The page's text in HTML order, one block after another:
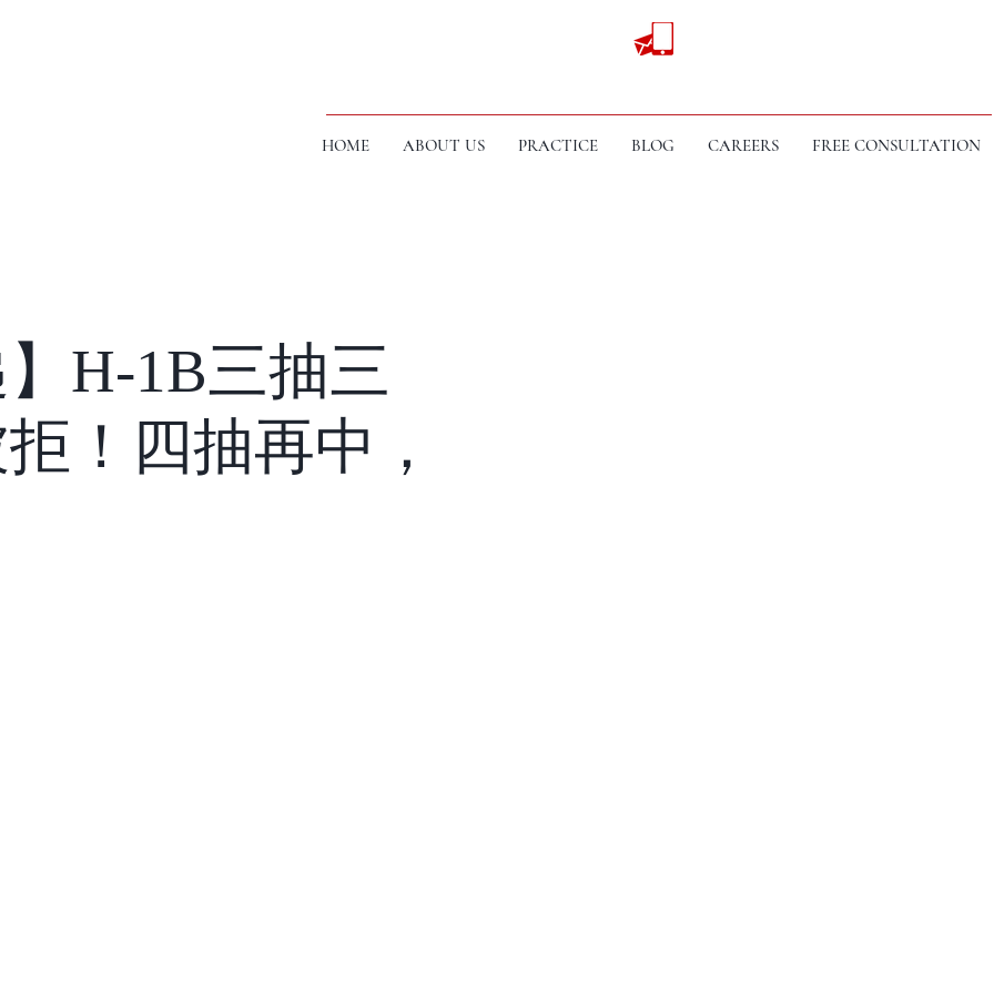
HOME ABOUT US PRACTICE BLOG CAREERS FREE CONSULTATION
H-1B三抽三
！四抽再中，